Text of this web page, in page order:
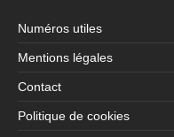
Numéros utiles
Mentions légales
Contact
Politique de cookies